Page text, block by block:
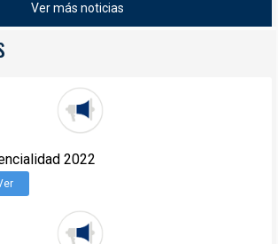
Leer más
Ver más noticias
2022